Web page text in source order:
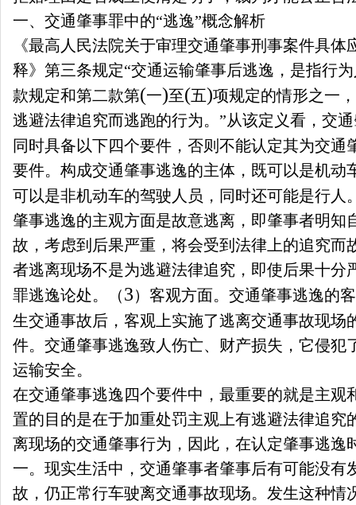
一、交通肇事罪中的“逃逸”概念解析
《最高人民法院关于审理交通肇事刑事案件具体
释》第三条规定“交通运输肇事后逃逸，是指行
款规定和第二款第(一)至(五)项规定的情形之一
逃避法律追究而逃跑的行为。”从该定义看，交
同时具备以下四个要件，否则不能认定其为交通
要件。构成交通肇事逃逸的主体，既可以是机动
可以是非机动车的驾驶人员，同时还可能是行人
肇事逃逸的主观方面是故意逃离，即肇事者明知
故，考虑到后果严重，将会受到法律上的追究而
者逃离现场不是为逃避法律追究，即使后果十分
罪逃逸论处。（3）客观方面。交通肇事逃逸的
生交通事故后，客观上实施了逃离交通事故现场
件。交通肇事逃逸致人伤亡、财产损失，它侵犯
运输安全。
在交通肇事逃逸四个要件中，最重要的就是主观
置的目的是在于加重处罚主观上有逃避法律追究
离现场的交通肇事行为，因此，在认定肇事逃逸
一。现实生活中，交通肇事者肇事后有可能没有
故，仍正常行车驶离交通事故现场。发生这种情